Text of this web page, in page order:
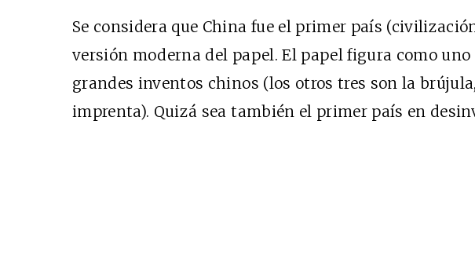
Se considera que China fue el primer país
versión moderna del papel. El papel figura como uno
grandes inventos chinos (los otros tres son la
imprenta). Quizá sea también el primer país en